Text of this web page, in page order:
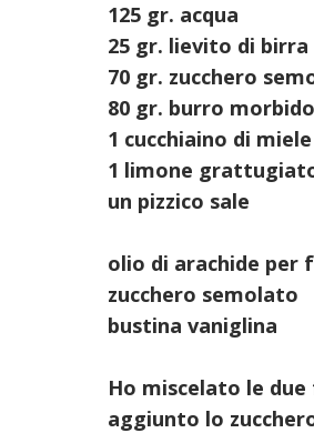
125 gr. acqua
25 gr. lievito di birra
70 gr. zucchero
80 gr. burro morbido
1 cucchiaino di miele
1 limone
un pizzico sale
olio di arachide per
zucchero semolato
bustina vaniglina
Ho miscelato le
aggiunto lo